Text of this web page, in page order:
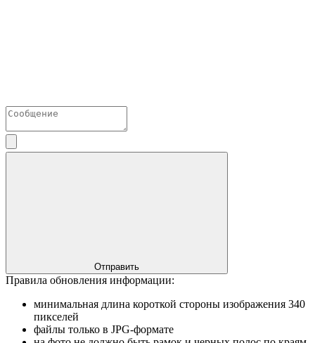
Отправить
Правила обновления информации:
минимальная длина короткой стороны изображения 340
пикселей
файлы только в JPG-формате